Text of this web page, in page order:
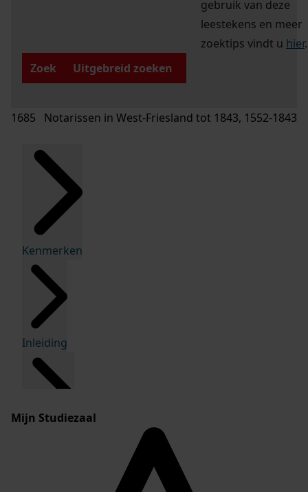
gebruik van deze
leestekens en meer
zoektips vindt u hier.
Zoek
Uitgebreid zoeken
1685 Notarissen in West-Friesland tot 1843, 1552-1843
Kenmerken
Inleiding
Mijn Studiezaal